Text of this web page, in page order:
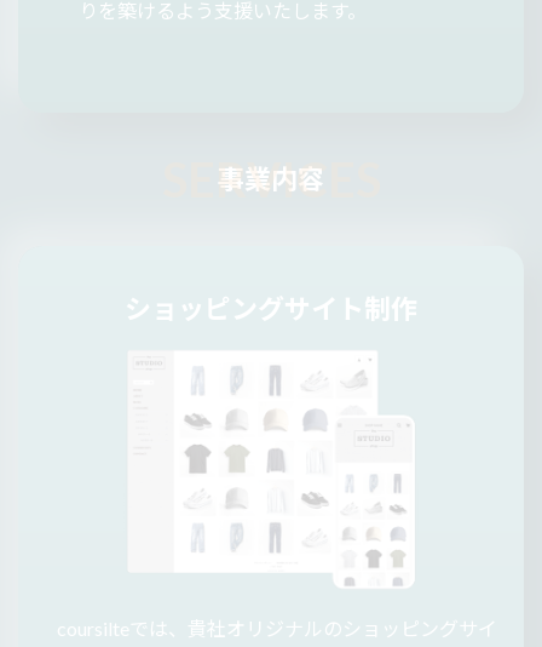
りを築けるよう支援いたします。
事業内容
ショッピングサイト制作
coursilteでは、貴社オリジナルのショッピングサイ